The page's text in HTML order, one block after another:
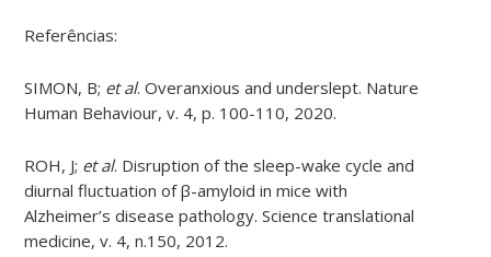
Referências:
SIMON, B; et al. Overanxious and underslept. Nature
Human Behaviour, v. 4, p. 100-110, 2020.
ROH, J; et al. Disruption of the sleep-wake cycle and
diurnal fluctuation of β-amyloid in mice with
Alzheimer’s disease pathology. Science translational
medicine, v. 4, n.150, 2012.